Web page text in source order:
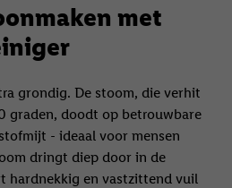
met
grondig. De stoom, die verhit
graden, doodt op betrouwbare
- ideaal voor mensen
dringt diep door in de
hardnekkig en vastzittend vuil